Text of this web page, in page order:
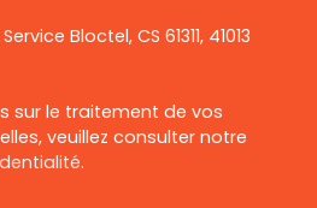
Bloctel, CS 61311, 41013
sur le traitement de vos
veuillez consulter notre
.